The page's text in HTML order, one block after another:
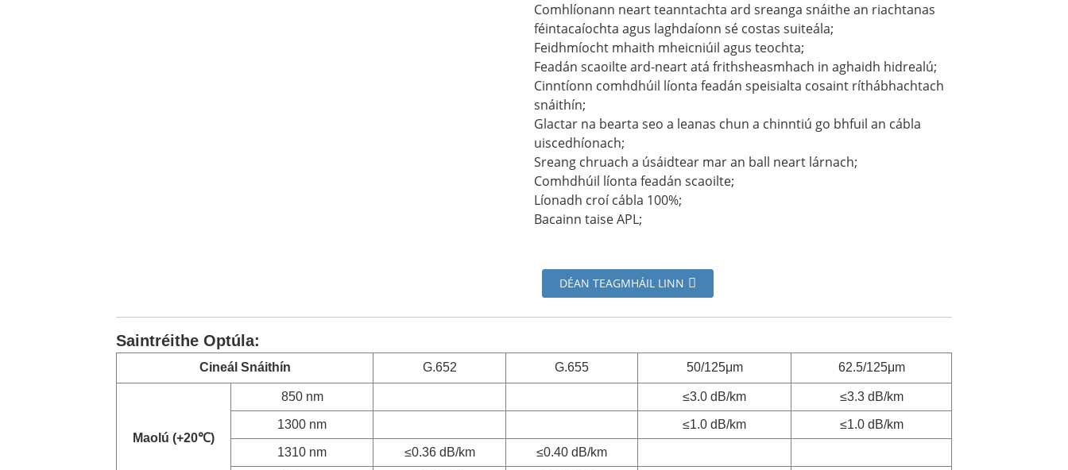
Comhlíonann neart teanntachta ard sreanga snáithe an riachtanas
féintacaíochta agus laghdaíonn sé costas suiteála;
Feidhmíocht mhaith mheicniúil agus teochta;
Feadán scaoilte ard-neart atá frithsheasmhach in aghaidh hidrealú;
Cinntíonn comhdhúil líonta feadán speisialta cosaint ríthábhachtach
snáithín;
Glactar na bearta seo a leanas chun a chinntiú go bhfuil an cábla
uiscedhíonach;
Sreang chruach a úsáidtear mar an ball neart lárnach;
Comhdhúil líonta feadán scaoilte;
Líonadh croí cábla 100%;
Bacainn taise APL;
DÉAN TEAGMHÁIL LINN
Saintréithe Optúla:
Cineál Snáithín G.652 G.655 50/125μm 62.5/125μm
Maolú (+20℃)
850 nm ≤3.0 dB/km ≤3.3 dB/km
1300 nm ≤1.0 dB/km ≤1.0 dB/km
1310 nm ≤0.36 dB/km ≤0.40 dB/km